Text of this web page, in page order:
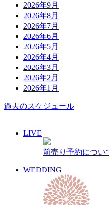
2026年9月
2026年8月
2026年7月
2026年6月
2026年5月
2026年4月
2026年3月
2026年2月
2026年1月
過去のスケジュール
LIVE
前売り予約につい
WEDDING